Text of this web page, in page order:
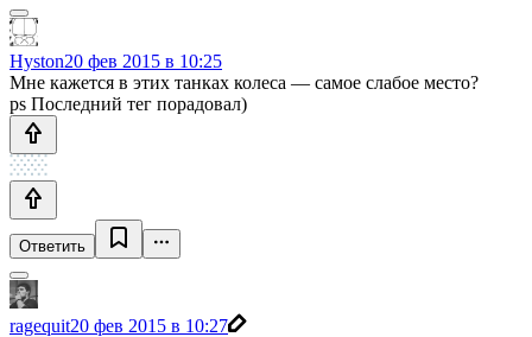
Hyston20 фев 2015 в 10:25
Мне кажется в этих танках колеса — самое слабое место?
ps Последний тег порадовал)
Ответить
ragequit20 фев 2015 в 10:27